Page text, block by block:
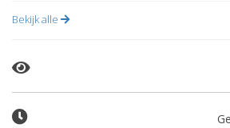
Bekijk alle